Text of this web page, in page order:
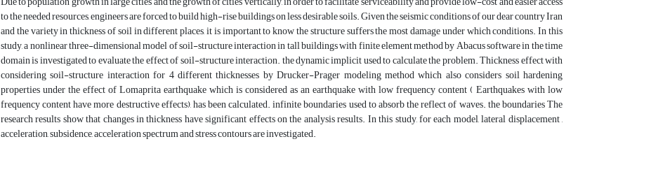
to the needed resources, engineers are forced to build high-rise buildings on less desirable soils. Given the seismic conditions of our dear country Iran
and the variety in thickness of soil in different places, it is important to know the structure suffers the most damage under which conditions. In this
study, a nonlinear three-dimensional model of soil-structure interaction in tall buildings with finite element method by Abacus software in the time
domain is investigated to evaluate the effect of soil-structure interaction. the dynamic implicit used to calculate the problem. Thickness effect with
considering soil-structure interaction for 4 different thicknesses by Drucker-Prager modeling method which also considers soil hardening
properties under the effect of Lomaprita earthquake which is considered as an earthquake with low frequency content ( Earthquakes with low
frequency content have more destructive effects), has been calculated. infinite boundaries used to absorb the reflect of waves. the boundaries The
research results show that changes in thickness have significant effects on the analysis results. In this study, for each model, lateral displacement ,
acceleration, subsidence, acceleration spectrum and stress contours are investigated.